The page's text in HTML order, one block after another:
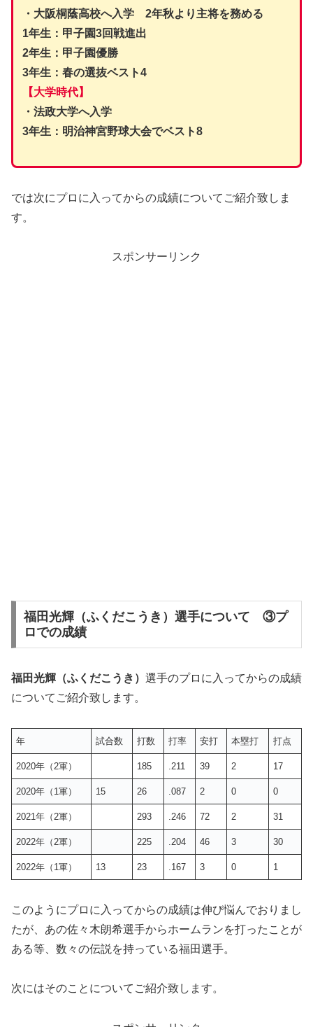
・大阪桐蔭高校へ入学 2年秋より主将を務める
1年生：甲子園3回戦進出
2年生：甲子園優勝
3年生：春の選抜ベスト4
【大学時代】
・法政大学へ入学
3年生：明治神宮野球大会でベスト8
では次にプロに入ってからの成績についてご紹介致しま
す。
スポンサーリンク
福田光輝（ふくだこうき）選手について ③プ
ロでの成績
福田光輝（ふくだこうき） 選手のプロに入ってからの成績
についてご紹介致します。
年 試合数 打数 打率 安打 本塁打 打点
2020年（2軍） 185 .211 39 2 17
2020年（1軍） 15 26 .087 2 0 0
2021年（2軍） 293 .246 72 2 31
2022年（2軍） 225 .204 46 3 30
2022年（1軍） 13 23 .167 3 0 1
このようにプロに入ってからの成績は伸び悩んでおりまし
たが、あの佐々木朗希選手からホームランを打ったことが
ある等、数々の伝説を持っている福田選手。
次にはそのことについてご紹介致します。